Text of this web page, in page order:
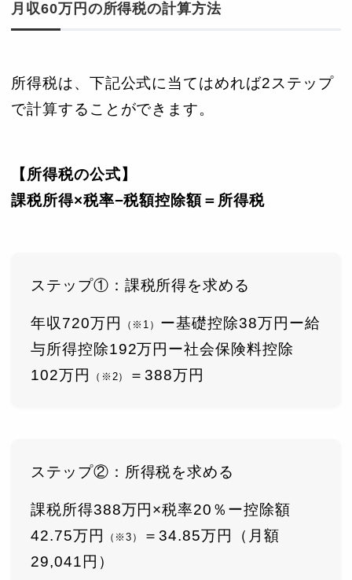
月収60万円の所得税の計算方法
所得税は、下記公式に当てはめれば2ステップ
で計算することができます。
【所得税の公式】
課税所得×税率−税額控除額＝所得税
ステップ①：課税所得を求める
年収720万円 （※1） ー基礎控除38万円ー給
与所得控除192万円ー社会保険料控除
102万円
（※2） ＝388万円
ステップ②：所得税を求める
課税所得388万円×税率20％ー控除額
42.75万円
（※3）
＝34.85万円（月額
29,041円）